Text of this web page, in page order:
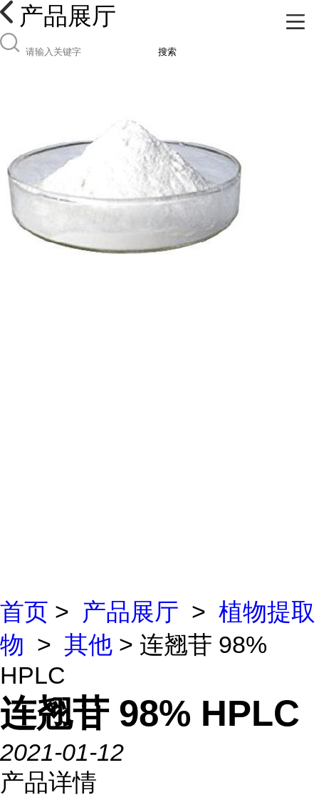
产品展厅
搜索
首页 > 产品展厅 > 植物提取
物 > 其他 > 连翘苷 98%
HPLC
连翘苷 98% HPLC
2021-01-12
产品详情